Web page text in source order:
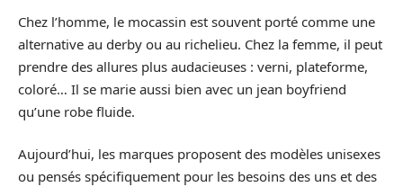
Chez l’homme, le mocassin est souvent porté comme une
alternative au derby ou au richelieu. Chez la femme, il peut
prendre des allures plus audacieuses : verni, plateforme,
coloré… Il se marie aussi bien avec un jean boyfriend
qu’une robe fluide.
Aujourd’hui, les marques proposent des modèles unisexes
ou pensés spécifiquement pour les besoins des uns et des